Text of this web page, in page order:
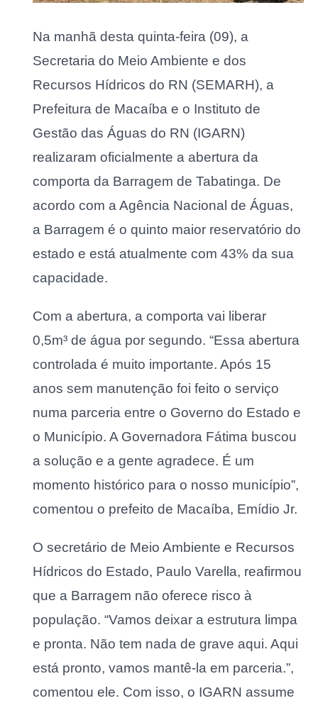
Na manhã desta quinta-feira (09), a
Secretaria do Meio Ambiente e dos
Recursos Hídricos do RN (SEMARH), a
Prefeitura de Macaíba e o Instituto de
Gestão das Águas do RN (IGARN)
realizaram oficialmente a abertura da
comporta da Barragem de Tabatinga. De
acordo com a Agência Nacional de Águas,
a Barragem é o quinto maior reservatório do
estado e está atualmente com 43% da sua
capacidade.
Com a abertura, a comporta vai liberar
0,5m³ de água por segundo. “Essa abertura
controlada é muito importante. Após 15
anos sem manutenção foi feito o serviço
numa parceria entre o Governo do Estado e
o Município. A Governadora Fátima buscou
a solução e a gente agradece. É um
momento histórico para o nosso município”,
comentou o prefeito de Macaíba, Emídio Jr.
O secretário de Meio Ambiente e Recursos
Hídricos do Estado, Paulo Varella, reafirmou
que a Barragem não oferece risco à
população. “Vamos deixar a estrutura limpa
e pronta. Não tem nada de grave aqui. Aqui
está pronto, vamos mantê-la em parceria.”,
comentou ele. Com isso, o IGARN assume